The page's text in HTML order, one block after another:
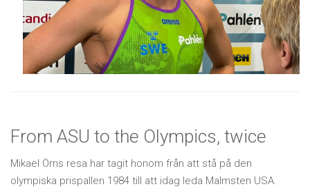
From ASU to the Olympics, twice
Mikael Örns resa har tagit honom från att stå på den
olympiska prispallen 1984 till att idag leda Malmsten USA.